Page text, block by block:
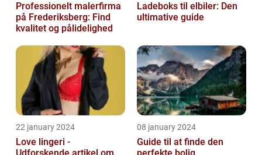
Professionelt malerfirma
på Frederiksberg: Find
kvalitet og pålidelighed
Ladeboks til elbiler: Den
ultimative guide
22 january 2024
Love lingeri -
08 january 2024
Guide til at finde den